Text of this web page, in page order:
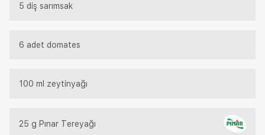
5 diş sarımsak
6 adet domates
100 ml zeytinyağı
25 g Pınar Tereyağı